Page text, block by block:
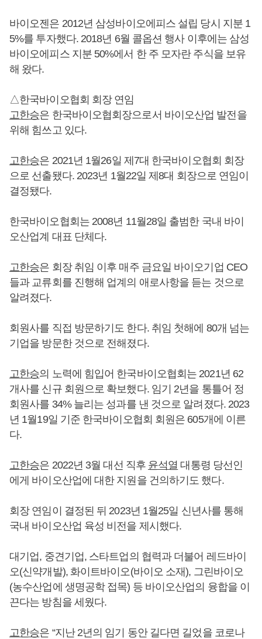
바이오젠은 2012년 삼성바이오에피스 설립 당시 지분 1
5%를 투자했다. 2018년 6월 콜옵션 행사 이후에는 삼성
바이오에피스 지분 50%에서 한 주 모자란 주식을 보유
해 왔다.
△한국바이오협회 회장 연임
고한승은 한국바이오협회장으로서 바이오산업 발전을
위해 힘쓰고 있다.
고한승은 2021년 1월26일 제7대 한국바이오협회 회장
으로 선출됐다. 2023년 1월22일 제8대 회장으로 연임이
결정됐다.
한국바이오협회는 2008년 11월28일 출범한 국내 바이
오산업계 대표 단체다.
고한승은 회장 취임 이후 매주 금요일 바이오기업 CEO
들과 교류회를 진행해 업계의 애로사항을 듣는 것으로
알려졌다.
회원사를 직접 방문하기도 한다. 취임 첫해에 80개 넘는
기업을 방문한 것으로 전해졌다.
고한승의 노력에 힘입어 한국바이오협회는 2021년 62
개사를 신규 회원으로 확보했다. 임기 2년을 통틀어 정
회원사를 34% 늘리는 성과를 낸 것으로 알려졌다. 2023
년 1월19일 기준 한국바이오협회 회원은 605개에 이른
다.
고한승은 2022년 3월 대선 직후 윤석열 대통령 당선인
에게 바이오산업에 대한 지원을 건의하기도 했다.
회장 연임이 결정된 뒤 2023년 1월25일 신년사를 통해
국내 바이오산업 육성 비전을 제시했다.
대기업, 중견기업, 스타트업의 협력과 더불어 레드바이
오(신약개발), 화이트바이오(바이오 소재), 그린바이오
(농수산업에 생명공학 접목) 등 바이오산업의 융합을 이
끈다는 방침을 세웠다.
고한승은 “지난 2년의 임기 동안 길다면 길었을 코로나